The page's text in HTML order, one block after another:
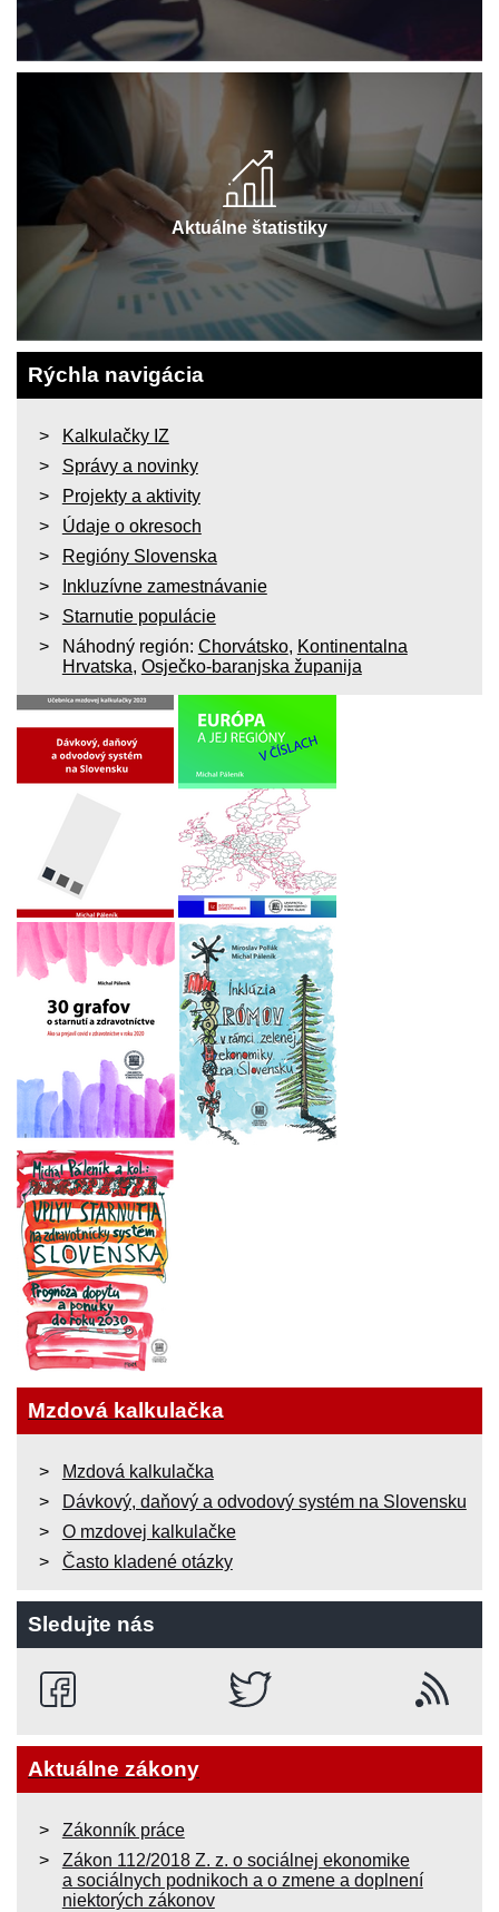
Aktuálne štatistiky
Rýchla navigácia
Kalkulačky IZ
Správy a novinky
Projekty a aktivity
Údaje o okresoch
Regióny Slovenska
Inkluzívne zamestnávanie
Starnutie populácie
Náhodný región: Chorvátsko, Kontinentalna
Hrvatska, Osječko-baranjska županija
Mzdová kalkulačka
Mzdová kalkulačka
Dávkový, daňový a odvodový systém na Slovensku
O mzdovej kalkulačke
Často kladené otázky
Sledujte nás
Aktuálne zákony
Zákonník práce
Zákon 112/2018 Z. z. o sociálnej ekonomike
a sociálnych podnikoch a o zmene a doplnení
niektorých zákonov